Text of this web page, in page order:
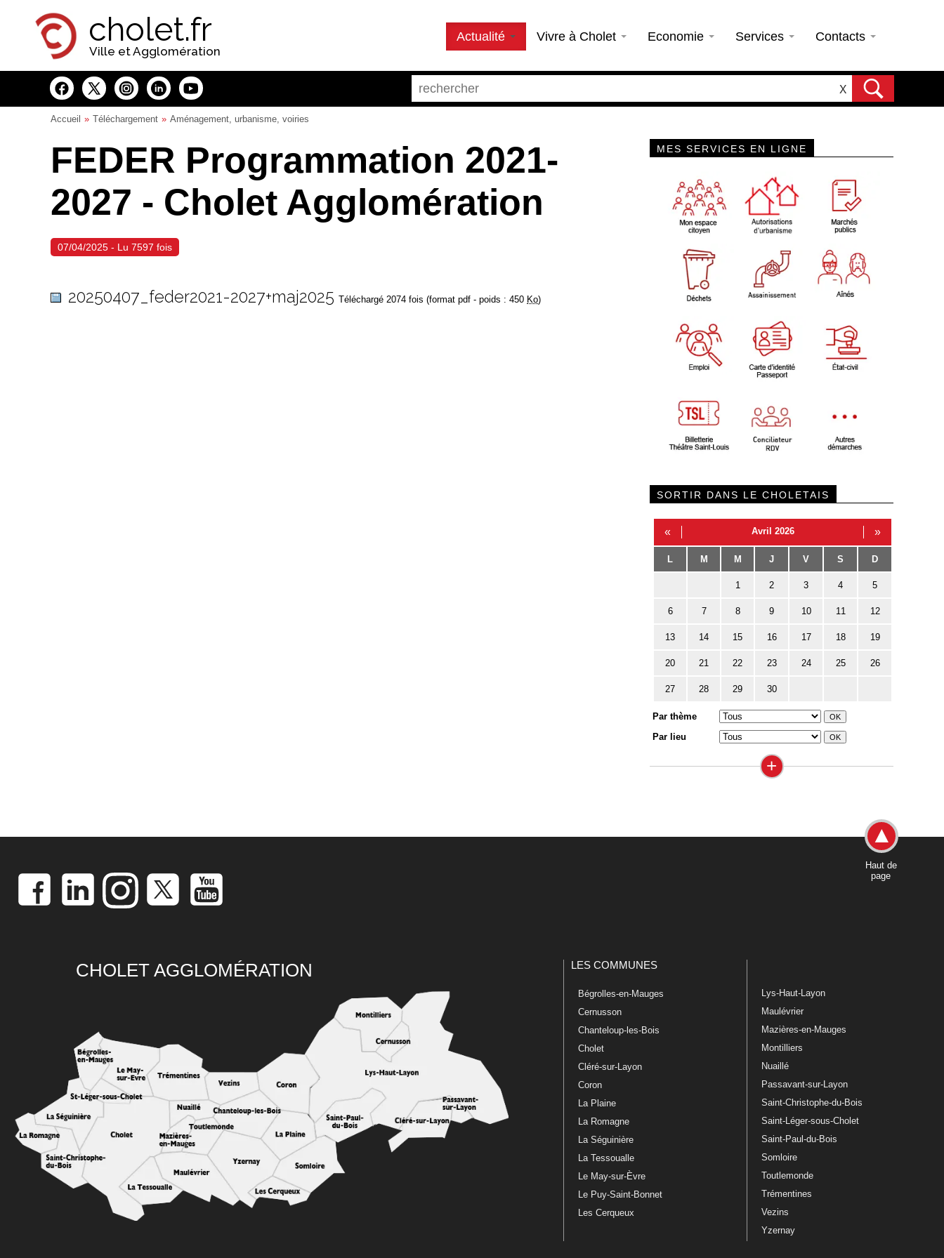
cholet.fr
Ville et Agglomération
Actualité Vivre à Cholet Economie Services Contacts
X
Accueil Téléchargement Aménagement, urbanisme, voiries
FEDER Programmation 2021-
2027 - Cholet Agglomération
07/04/2025 - Lu 7597 fois
20250407_feder2021-2027+maj2025 Téléchargé 2074 fois (format pdf - poids : 450 Ko)
MES SERVICES EN LIGNE
SORTIR DANS LE CHOLETAIS
« Avril 2026 »
L M M J V S D
1 2 3 4 5
6 7 8 9 10 11 12
13 14 15 16 17 18 19
20 21 22 23 24 25 26
27 28 29 30
Par thème
Par lieu
+
Haut de
page
CHOLET AGGLOMÉRATION LES COMMUNES
Bégrolles-en-Mauges
Cernusson
Chanteloup-les-Bois
Cholet
Cléré-sur-Layon
Coron
La Plaine
La Romagne
La Séguinière
La Tessoualle
Le May-sur-Èvre
Le Puy-Saint-Bonnet
Les Cerqueux
Lys-Haut-Layon
Maulévrier
Mazières-en-Mauges
Montilliers
Nuaillé
Passavant-sur-Layon
Saint-Christophe-du-Bois
Saint-Léger-sous-Cholet
Saint-Paul-du-Bois
Somloire
Toutlemonde
Trémentines
Vezins
Yzernay